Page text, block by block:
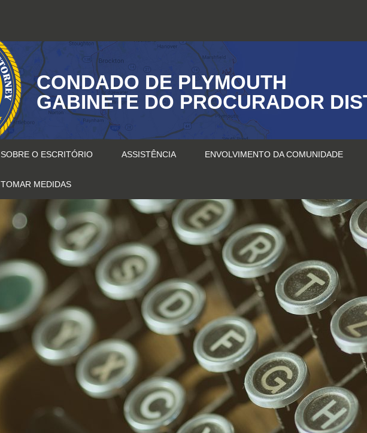
CONDADO DE PLYMOUTH
GABINETE DO PROCURADOR
SOBRE O ESCRITÓRIO ASSISTÊNCIA ENVOLVIMENTO DA COMUNIDADE
TOMAR MEDIDAS